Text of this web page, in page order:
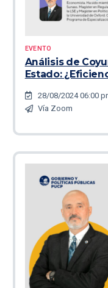
EVENTO
Análisis de
Estado:
28/08/2024 06:00
Vía Zoom